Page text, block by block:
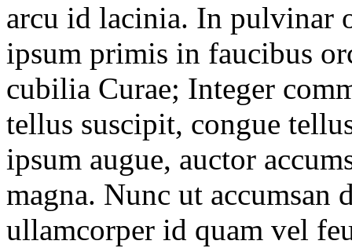
arcu id lacinia. In pulvinar
ipsum primis in faucibus
cubilia Curae; Integer
tellus suscipit, congue
ipsum augue, auctor
magna. Nunc ut accumsan
ullamcorper id quam vel